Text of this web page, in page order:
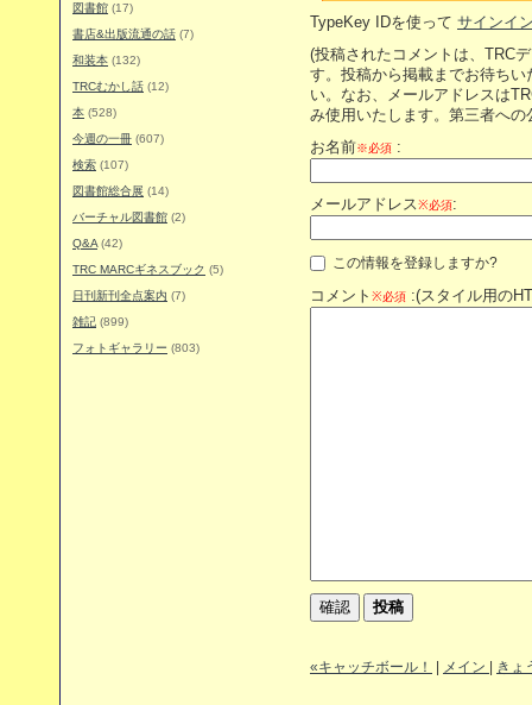
図書館 (17)
書店&出版流通の話 (7)
和装本 (132)
TRCむかし話 (12)
本 (528)
今週の一冊 (607)
検索 (107)
図書館総合展 (14)
バーチャル図書館 (2)
Q&A (42)
TRC MARCギネスブック (5)
日刊新刊全点案内 (7)
雑記 (899)
フォトギャラリー (803)
TypeKey IDを使って サインイ
(投稿されたコメントは、TRC
す。投稿から掲載までお待ち
い。なお、メールアドレスは
み使用いたします。第三者へ
お名前※必須 :
メールアドレス※必須:
この情報を登録しますか?
コメント ※必須 :(スタイル用の
«キャッチボール！ メイン きょ